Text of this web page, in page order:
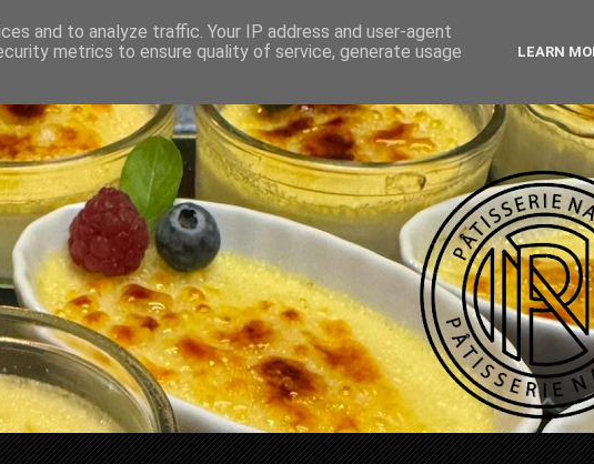
and to analyze traffic. Your IP address and user-agent
metrics to ensure quality of service, generate usage
LEARN